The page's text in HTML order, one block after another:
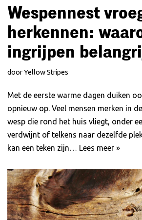
Wespennest
herkennen:
ingrijpen
doorYellow Stripes
Met de eerste warme dagen duiken
opnieuw op. Veel mensen merken in
wesp die rond het huis vliegt, onder
verdwijnt of telkens naar dezelfde
kan een teken zijn… Lees meer »